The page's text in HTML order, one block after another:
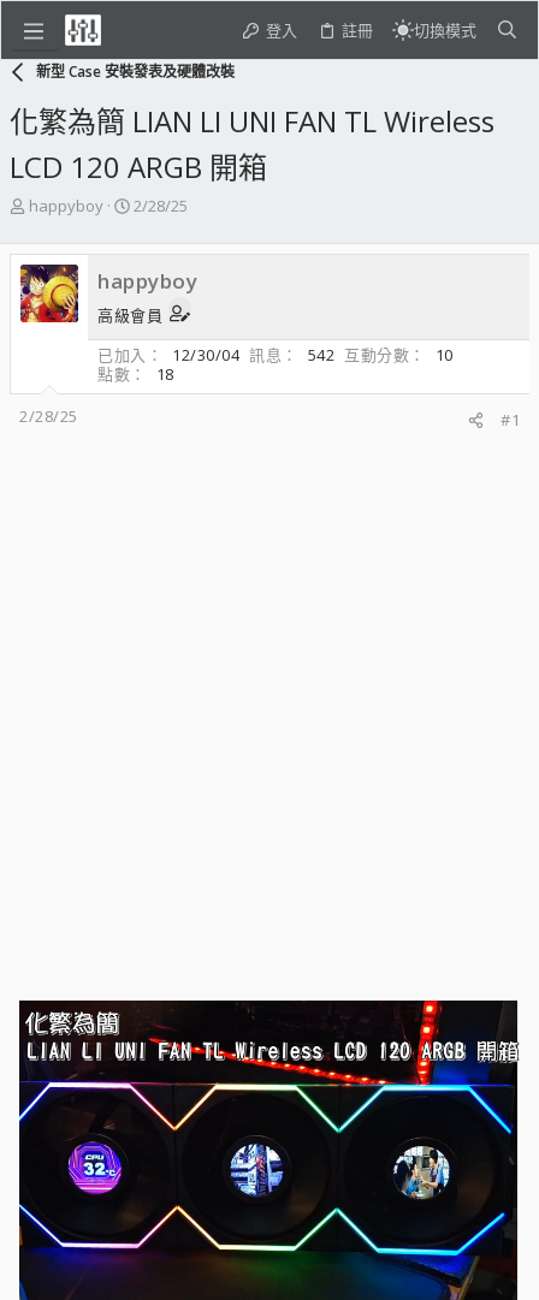
登入 註冊 切換模式
新型 Case 安裝發表及硬體改裝
化繁為簡 LIAN LI UNI FAN TL Wireless
LCD 120 ARGB 開箱
主
發
起
人
happyboy
開
日
期
2/28/25
happyboy
高級會員
已加入
12/30/04 訊息 542 互動分數
10
點數
18
2/28/25
#1